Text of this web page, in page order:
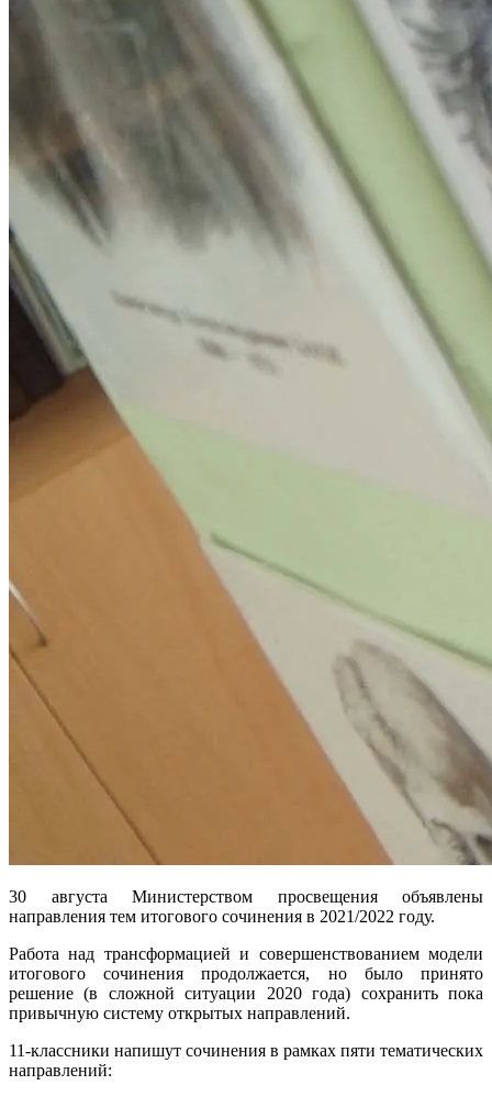
30 августа Министерством просвещения объявлены
направления тем итогового сочинения в 2021/2022 году.
Работа над трансформацией и совершенствованием модели
итогового сочинения продолжается, но было принято
решение (в сложной ситуации 2020 года) сохранить пока
привычную систему открытых направлений.
11-классники напишут сочинения в рамках пяти тематических
направлений: